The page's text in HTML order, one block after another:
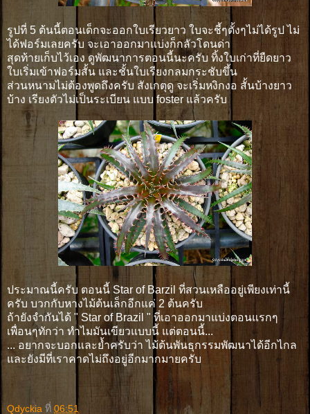
รูปที่ 5 ต้นนี้ตอนเด็กจะออกใบเรียวยาว ใบจะชี้ๆตั้งๆไม่ได้รูป ไม่
ได้ฟอร์มเลยครับ จะเอาออกมาแบ่งก็กลัวโดนด่า
สุดท้ายเก็บไว้เอง ดูพัฒนาการตอนนี้นะครับ ทิ้งใบเก่าที่ยืดยาว
ใบเริ่มเข้าฟอร์มสั้น และชั้นใบเรียงกลมกระชับขึ้น
ส่วนหนามไม่ต้องพูดถึงครับ สังเกตุดู จะเริ่มหงิกงอ สั้นบ้างยาว
บ้าง เรียงตัวไม่เป็นระเบียน แบบ foster แล้วครับ
ประมาณนี้ครับ ตอนนี้ Star of Barzil ที่สวนเหลืออยู่เพียงเท่านี้
ครับ บวกกับหางไม้ต้นเล็กอีกแค่ 2 ต้นครับ
ถ้ายังจำกันได้ " Star of Brazil " ที่เอาออกมาแบ่งตอนแรกๆ
เพื่อนๆทักว่า ทำไมมันเขียวแบบนี้ แต่ตอนนี้...
... อยากจะบอกและย้ำครับว่า ไม้ต้นพันธุกรรมพัฒนาได้อีกไกล
และยังมีที่เราคาดไม่ถึงอยู่อีกมากมายครับ
Qdyckia ที่ 06:51